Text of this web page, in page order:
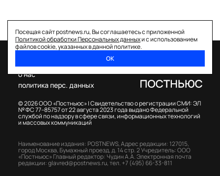
Посещая сайт postnews.ru, Вы соглашаетесь с приложенной
Политикой обработки Персональных данныхи с использованием
файлов cookie, указанных в данной политике.
ОК
© 2026 ООО «Постньюс» |Свидетельство о регистрации СМИ: ЭЛ
№ ФС 77–85757 от 22 августа 2023 года выдано Федеральной
службой по надзору в сфере связи, информационных технологий
и массовых коммуникаций
о нас
политика перс. данных
Наименование издания: POSTNEWS,Адрес редакции: 127015,
город Москва, Бумажный проезд, д. 14 стр. 2Учредитель: ООО
«Постньюс» Главный редактор: Чудин А.А.Электронная почта
редакции:glavred@postnews.ru,тел. +7 (495) 66-33-811